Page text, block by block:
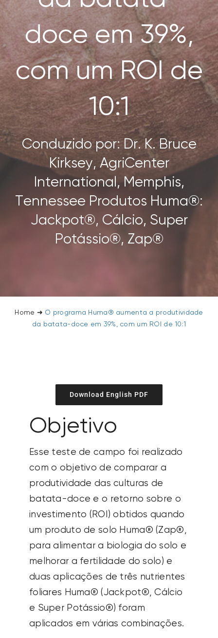
doce em 39%,
com um ROI de
10:1
Conduzido por: Dr. K. Bruce
Kirksey, AgriCenter
International, Memphis,
Tennessee Produtos Huma®:
Jackpot®, Cálcio, Super
Potássio®, Zap®
Home ➜ O programa Huma® aumenta a produtividade
da batata-doce em 39%, com um ROI de 10:1
Download English PDF
Objetivo
Esse teste de campo foi realizado
com o objetivo de comparar a
produtividade das culturas de
batata-doce e o retorno sobre o
investimento (ROI) obtidos quando
um produto de solo Huma® (Zap®,
para alimentar a biologia do solo e
melhorar a fertilidade do solo) e
duas aplicações de três nutrientes
foliares Huma® (Jackpot®, Cálcio
e Super Potássio®) foram
aplicados em várias combinações.